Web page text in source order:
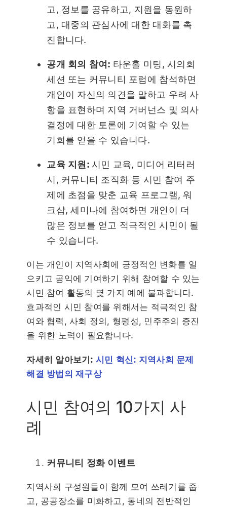
고, 정보를 공유하고, 지원을 동원하
고, 대중의 관심사에 대한 대화를 촉
진합니다.
공개 회의 참여: 타운홀 미팅, 시의회
세션 또는 커뮤니티 포럼에 참석하면
개인이 자신의 의견을 말하고 우려 사
항을 표현하며 지역 거버넌스 및 의사
결정에 대한 토론에 기여할 수 있는
기회를 얻을 수 있습니다.
교육 지원: 시민 교육, 미디어 리터러
시, 커뮤니티 조직화 등 시민 참여 주
제에 초점을 맞춘 교육 프로그램, 워
크샵, 세미나에 참여하면 개인이 더
많은 정보를 얻고 적극적인 시민이 될
수 있습니다.
이는 개인이 지역사회에 긍정적인 변화를 일
으키고 공익에 기여하기 위해 참여할 수 있는
시민 참여 활동의 몇 가지 예에 불과합니다.
효과적인 시민 참여를 위해서는 적극적인 참
여와 협력, 사회 정의, 형평성, 민주주의 증진
을 위한 노력이 필요합니다.
자세히 알아보기: 시민 혁신: 지역사회 문제
해결 방법의 재구상
시민 참여의 10가지 사
례
커뮤니티 정화 이벤트
지역사회 구성원들이 함께 모여 쓰레기를 줍
고, 공공장소를 미화하고, 동네의 전반적인